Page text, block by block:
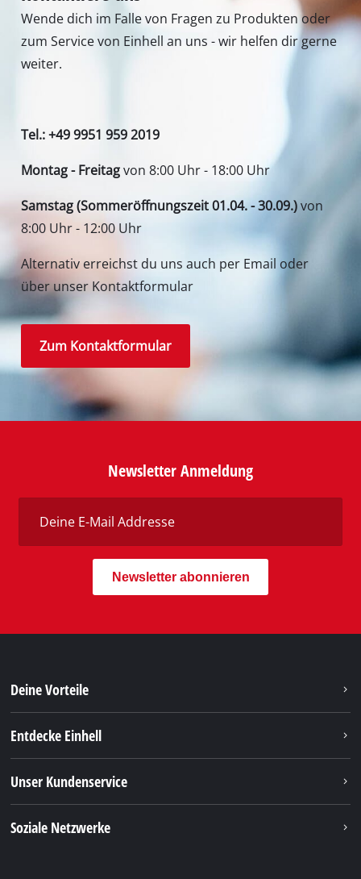
Wende dich im Falle von Fragen zu Produkten oder
zum Service von Einhell an uns - wir helfen dir gerne
weiter.
Tel.: +49 9951 959 2019
Montag - Freitagvon 8:00 Uhr - 18:00 Uhr
Samstag (Sommeröffnungszeit 01.04. - 30.09.)von
8:00 Uhr - 12:00 Uhr
Alternativ erreichst du uns auch per Email oder
über unser Kontaktformular
Zum Kontaktformular
Newsletter Anmeldung
Newsletter abonnieren
Deine Vorteile
Entdecke Einhell
Unser Kundenservice
Soziale Netzwerke